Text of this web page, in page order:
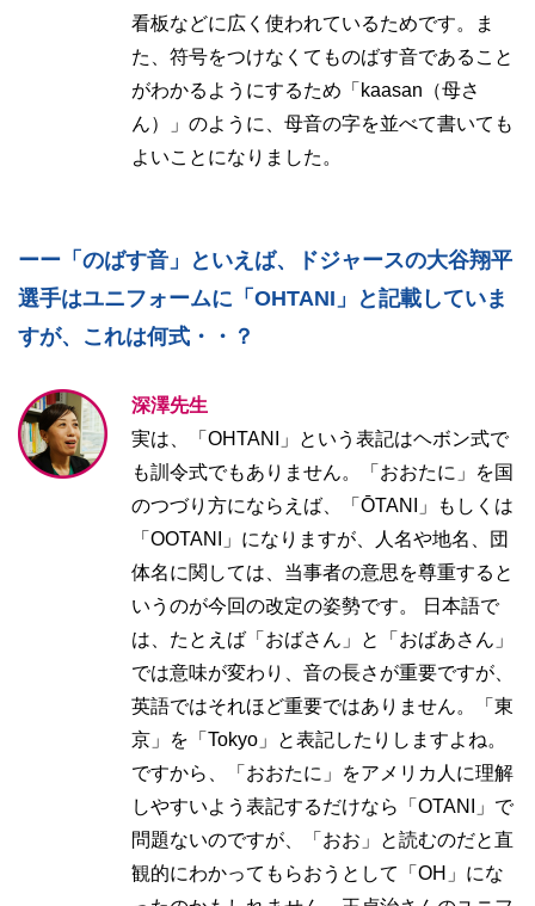
看板などに広く使われているためです。ま
た、符号をつけなくてものばす音であること
がわかるようにするため「kaasan（母さ
ん）」のように、母音の字を並べて書いても
よいことになりました。
ーー「のばす音」といえば、ドジャースの大谷翔平
選手はユニフォームに「OHTANI」と記載していま
すが、これは何式・・？
深澤先生
実は、「OHTANI」という表記はヘボン式で
も訓令式でもありません。「おおたに」を国
のつづり方にならえば、「ŌTANI」もしくは
「OOTANI」になりますが、人名や地名、団
体名に関しては、当事者の意思を尊重すると
いうのが今回の改定の姿勢です。 日本語で
は、たとえば「おばさん」と「おばあさん」
では意味が変わり、音の長さが重要ですが、
英語ではそれほど重要ではありません。「東
京」を「Tokyo」と表記したりしますよね。
ですから、「おおたに」をアメリカ人に理解
しやすいよう表記するだけなら「OTANI」で
問題ないのですが、「おお」と読むのだと直
観的にわかってもらおうとして「OH」にな